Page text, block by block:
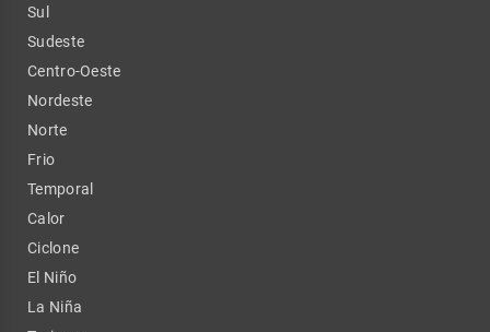
Sul
Sudeste
Centro-Oeste
Nordeste
Norte
Frio
Temporal
Calor
Ciclone
El Niño
La Niña